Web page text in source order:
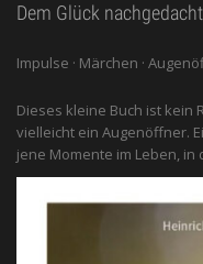
Dem Glück nachgedacht
Impulse · Märchen ·
Dieses kleine Buch ist kein
vielleicht ein Augenöffner.
jene Momente im Leben,